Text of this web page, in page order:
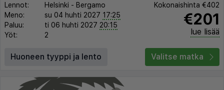
Lennot: Helsinki - Bergamo
Meno:
su 04 huhti 2027 17:25
Paluu:
ti 06 huhti 2027 20:15
Yöt:
2
Kokonaishinta €402
€201
lue lisää
Huoneen tyyppi ja lento Valitse matka